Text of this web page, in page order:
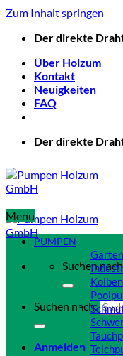
Zum Inhalt springen
Der direkte
Über Holzum
Kontakt
Neuigkeiten
FAQ
Der direkte
Suchen
Suchen nach:
Anmelden
Menu
PUMPEN